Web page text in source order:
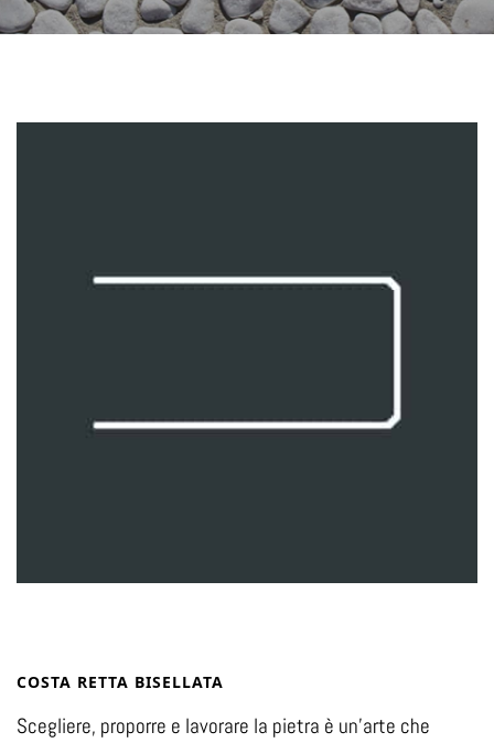
COSTA RETTA BISELLATA
Scegliere, proporre e lavorare la pietra è un’arte che